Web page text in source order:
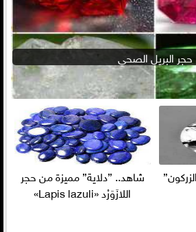
حجر البريل الصحي
شاهد.. ”دلاية” مميزة من حجر
اللازَوَرْد «Lapis lazuli»